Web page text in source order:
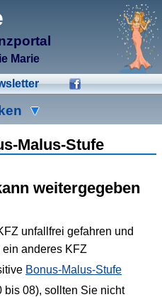
Marie
Formulare
Spartipps
Malus-Stufe
weitergegeben
unfallfrei gefahren und
anderes KFZ
Bonus-Malus-Stufe
bis 08), sollten Sie nicht
μCMS α1.6
Validate HTML
Validate CSS
Check Links
Manage Files
↑E
↑C Create New Page